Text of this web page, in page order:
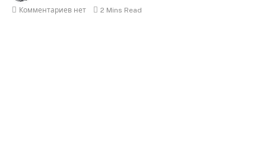
Комментариев нет
2 Mins Read